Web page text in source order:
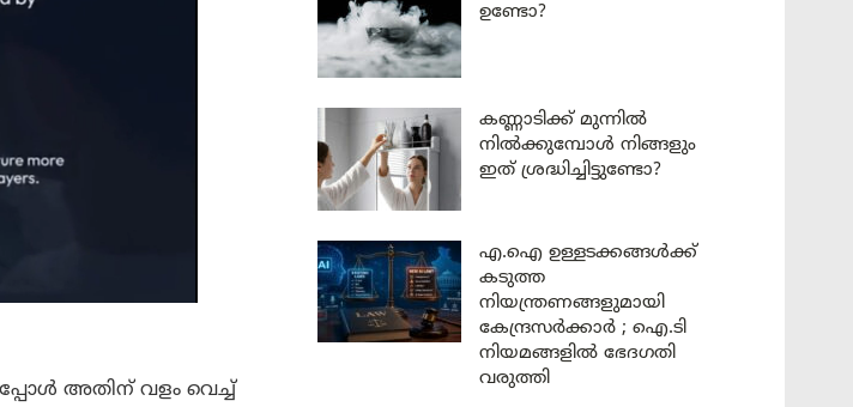
അതിന് വളം വെച്ച്
ഉണ്ടോ?
കണ്ണാടിക്ക് മുന്നിൽ
നിൽക്കുമ്പോൾ നിങ്ങളും
ഇത് ശ്രദ്ധിച്ചിട്ടുണ്ടോ?
എ.ഐ ഉള്ളടക്കങ്ങൾക്ക്
കടുത്ത
നിയന്ത്രണങ്ങളുമായി
കേന്ദ്രസർക്കാർ ; ഐ.ടി
നിയമങ്ങളിൽ ഭേദഗതി
വരുത്തി